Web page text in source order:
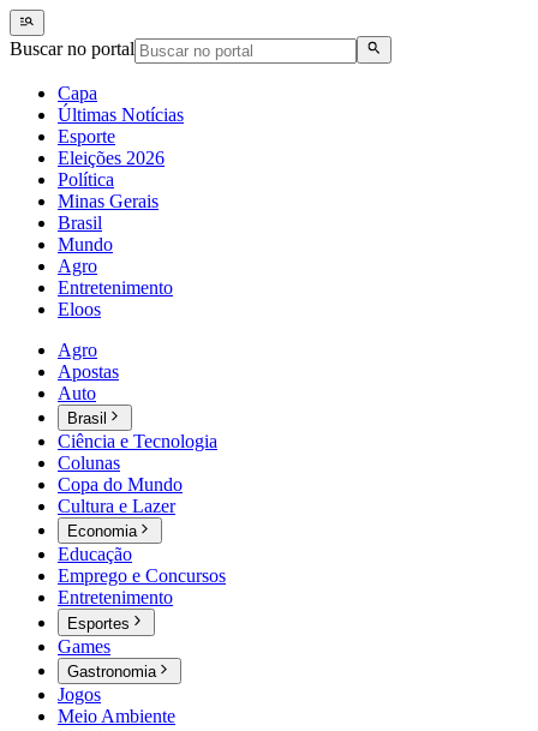
Buscar no portal
Capa
Últimas Notícias
Esporte
Eleições 2026
Política
Minas Gerais
Brasil
Mundo
Agro
Entretenimento
Eloos
Agro
Apostas
Auto
Brasil
Ciência e Tecnologia
Colunas
Copa do Mundo
Cultura e Lazer
Economia
Educação
Emprego e Concursos
Entretenimento
Esportes
Games
Gastronomia
Jogos
Meio Ambiente